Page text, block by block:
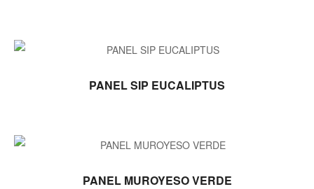
LEER MÁS
PANEL SIP EUCALIPTUS
LEER MÁS
PANEL MUROYESO VERDE